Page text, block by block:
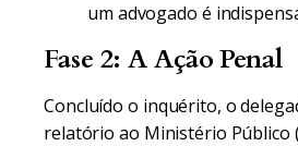
um advogado é
Fase 2: A Ação Penal
Concluído o inquérito, o
relatório ao Ministério Público